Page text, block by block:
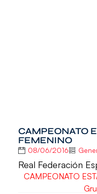
CAMPEONATO
FEMENINO
08/06/2016
Real Federación
CAMPEONATO